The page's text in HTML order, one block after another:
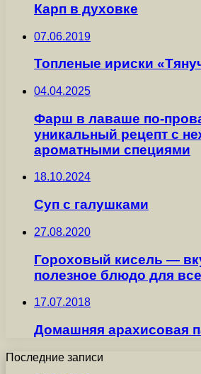
Карп в духовке
07.06.2019
Топленые ириски
04.04.2025
Фарш в лаваше по-
уникальный рецепт с
ароматными специями
18.10.2024
Суп с галушками
27.08.2020
Гороховый кисель —
полезное блюдо для
17.07.2018
Домашняя арахисовая
Последние записи